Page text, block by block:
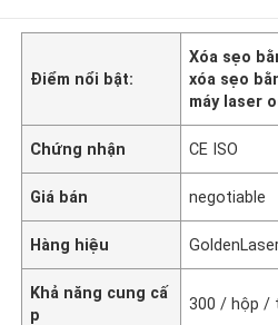
Điểm nổi bật:
Xóa sẹo
xóa sẹo
máy laser
Chứng nhận CE ISO
Giá bán negotiable
Hàng hiệu
Khả năng cung cấ
p
300 / hộp /